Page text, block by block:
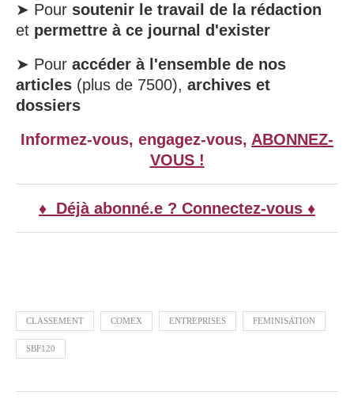
➤ Pour soutenir le travail de la rédaction
et permettre à ce journal d'exister
➤ Pour accéder à l'ensemble de nos
articles (plus de 7500), archives et
dossiers
Informez-vous, engagez-vous, ABONNEZ-
VOUS !
♦ Déjà abonné.e ? Connectez-vous ♦
CLASSEMENT COMEX ENTREPRISES FEMINISATION
SBF120